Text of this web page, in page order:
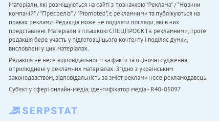
Матеріали, які розміщуються на сайті з позначкою "Реклама" / "Новини
компаній" / "Пресреліз" / "Promoted", є рекламними та публікуються на
правах реклами. Редакція може не поділяти погляди, які в них
представлені. Матеріали з плашкою СПЕЦПРОЄКТ є рекламними, проте
редакція бере участь у підготовці цього контенту і поділяє думки,
висловлені у цих матеріалах.
Редакція не несе відповідальності за факти та оціночні судження,
оприлюднені у рекламних матеріалах. Згідно з українським
законодавством, відповідальність за зміст реклами несе рекламодавець.
Cуб'єкт у сфері онлайн-медіа; ідентифікатор медіа - R40-05097